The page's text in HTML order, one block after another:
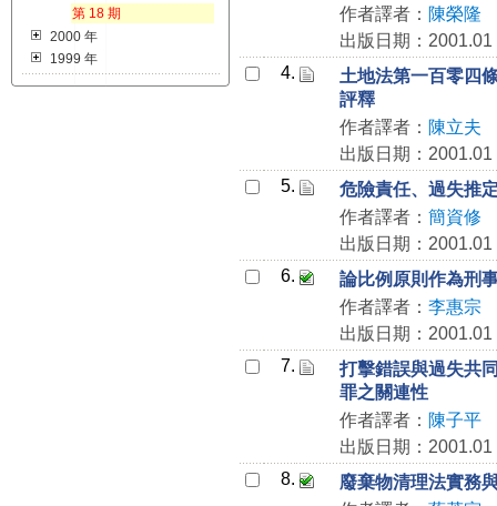
第 18 期
2000 年
1999 年
作者譯者： 陳榮隆
出版日期：2001.01
4.
土地法第一百零四
評釋
作者譯者： 陳立夫
出版日期：2001.01
5.
危險責任、過失推
作者譯者： 簡資修
出版日期：2001.01
6.
論比例原則作為刑
作者譯者： 李惠宗
出版日期：2001.01
7.
打擊錯誤與過失共
罪之關連性
作者譯者： 陳子平
出版日期：2001.01
8.
廢棄物清理法實務